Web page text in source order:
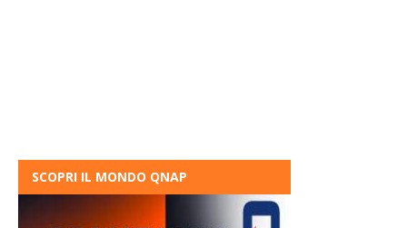
SCOPRI IL MONDO QNAP